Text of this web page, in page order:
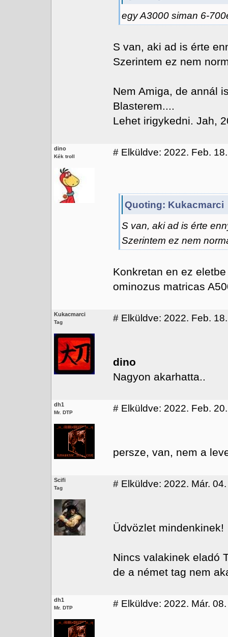
egy A3000 siman 6-
S van, aki ad is érte
Szerintem ez nem
Nem Amiga, de annál
Blasterem....
Lehet irigykedni. Jah,
dino
Kék troll # Elküldve: 2022. Feb.
Quoting: Kukacmarci
S van, aki ad is érte
Szerintem ez nem
Konkretan en ez
ominozus matricas
Kukacmarci
Tag # Elküldve: 2022. Feb.
dino
Nagyon akarhatta..
dh1
Mr. DTP # Elküldve: 2022. Feb.
persze, van, nem a
Scifi
Tag # Elküldve: 2022. Már.
Üdvözlet mindenkinek!
Nincs valakinek eladó
de a német tag nem
dh1
Mr. DTP # Elküldve: 2022. Már.